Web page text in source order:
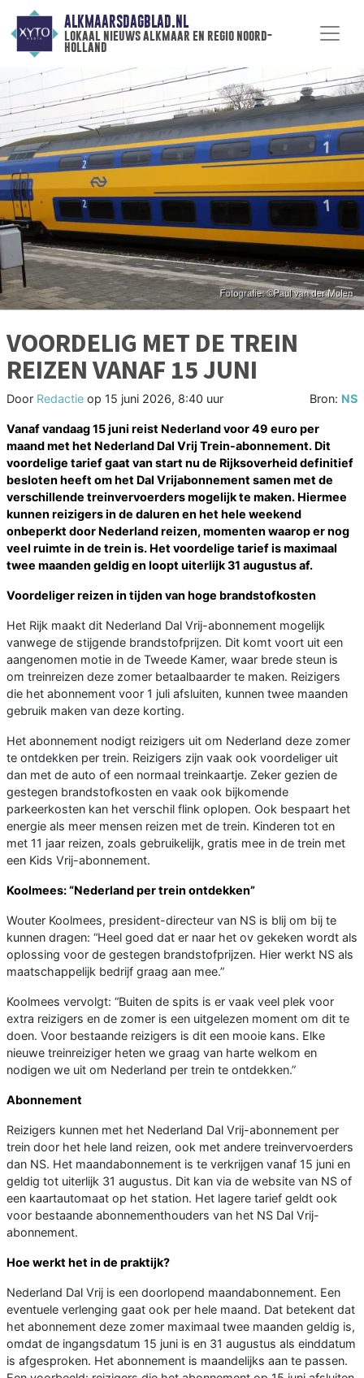
ALKMAARSDAGBLAD.NL
lokaal nieuws alkmaar en regio noord-
holland
VOORDELIG MET DE TREIN
REIZEN VANAF 15 JUNI
Door Redactie op 15 juni 2026, 8:40 uur Bron: NS
Vanaf vandaag 15 juni reist Nederland voor 49 euro per
maand met het Nederland Dal Vrij Trein-abonnement. Dit
voordelige tarief gaat van start nu de Rijksoverheid definitief
besloten heeft om het Dal Vrijabonnement samen met de
verschillende treinvervoerders mogelijk te maken. Hiermee
kunnen reizigers in de daluren en het hele weekend
onbeperkt door Nederland reizen, momenten waarop er nog
veel ruimte in de trein is. Het voordelige tarief is maximaal
twee maanden geldig en loopt uiterlijk 31 augustus af.
Voordeliger reizen in tijden van hoge brandstofkosten
Het Rijk maakt dit Nederland Dal Vrij-abonnement mogelijk
vanwege de stijgende brandstofprijzen. Dit komt voort uit een
aangenomen motie in de Tweede Kamer, waar brede steun is
om treinreizen deze zomer betaalbaarder te maken. Reizigers
die het abonnement voor 1 juli afsluiten, kunnen twee maanden
gebruik maken van deze korting.
Het abonnement nodigt reizigers uit om Nederland deze zomer
te ontdekken per trein. Reizigers zijn vaak ook voordeliger uit
dan met de auto of een normaal treinkaartje. Zeker gezien de
gestegen brandstofkosten en vaak ook bijkomende
parkeerkosten kan het verschil flink oplopen. Ook bespaart het
energie als meer mensen reizen met de trein. Kinderen tot en
met 11 jaar reizen, zoals gebruikelijk, gratis mee in de trein met
een Kids Vrij-abonnement.
Koolmees: “Nederland per trein ontdekken”
Wouter Koolmees, president-directeur van NS is blij om bij te
kunnen dragen: “Heel goed dat er naar het ov gekeken wordt als
oplossing voor de gestegen brandstofprijzen. Hier werkt NS als
maatschappelijk bedrijf graag aan mee.”
Koolmees vervolgt: “Buiten de spits is er vaak veel plek voor
extra reizigers en de zomer is een uitgelezen moment om dit te
doen. Voor bestaande reizigers is dit een mooie kans. Elke
nieuwe treinreiziger heten we graag van harte welkom en
nodigen we uit om Nederland per trein te ontdekken.”
Abonnement
Reizigers kunnen met het Nederland Dal Vrij-abonnement per
trein door het hele land reizen, ook met andere treinvervoerders
dan NS. Het maandabonnement is te verkrijgen vanaf 15 juni en
geldig tot uiterlijk 31 augustus. Dit kan via de website van NS of
een kaartautomaat op het station. Het lagere tarief geldt ook
voor bestaande abonnementhouders van het NS Dal Vrij-
abonnement.
Hoe werkt het in de praktijk?
Nederland Dal Vrij is een doorlopend maandabonnement. Een
eventuele verlenging gaat ook per hele maand. Dat betekent dat
het abonnement deze zomer maximaal twee maanden geldig is,
omdat de ingangsdatum 15 juni is en 31 augustus als einddatum
is afgesproken. Het abonnement is maandelijks aan te passen.